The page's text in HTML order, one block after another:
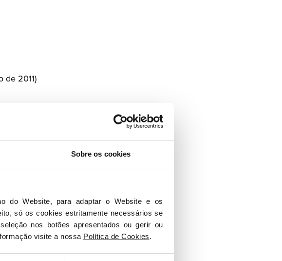
Sobre os cookies
do Website, para adaptar o Website e os
só os cookies estritamente necessários se
nos botões apresentados ou gerir ou
visite a nossa Política de Cookies.
de 2011)